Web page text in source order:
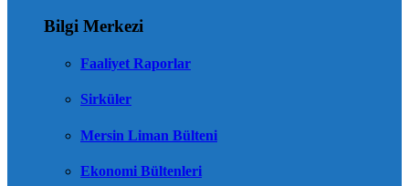
Bilgi Merkezi
Faaliyet Raporlar
Sirküler
Mersin Liman Bülteni
Ekonomi Bültenleri